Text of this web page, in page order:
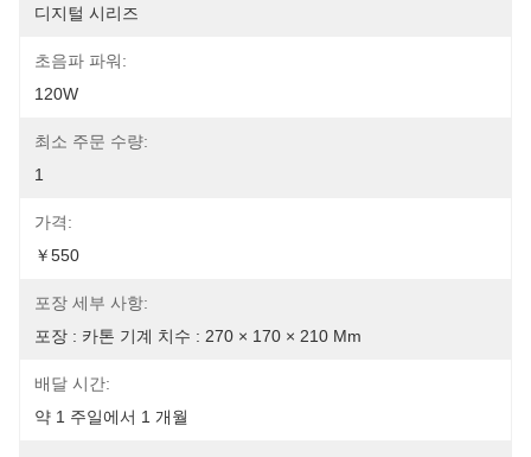
디지털 시리즈
초음파 파워:
120W
최소 주문 수량:
1
가격:
￥550
포장 세부 사항:
포장 : 카톤 기계 치수 : 270 × 170 × 210 Mm
배달 시간:
약 1 주일에서 1 개월